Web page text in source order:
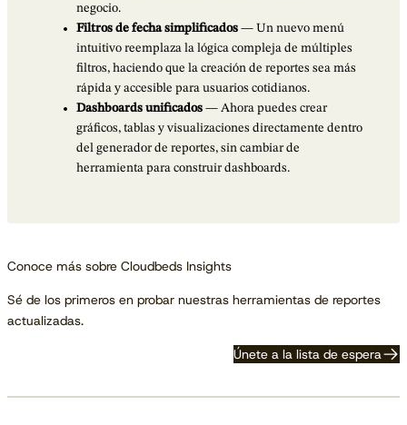
negocio.
Filtros de fecha simplificados — Un nuevo menú
intuitivo reemplaza la lógica compleja de múltiples
filtros, haciendo que la creación de reportes sea más
rápida y accesible para usuarios cotidianos.
Dashboards unificados — Ahora puedes crear
gráficos, tablas y visualizaciones directamente dentro
del generador de reportes, sin cambiar de
herramienta para construir dashboards.
Conoce más sobre Cloudbeds Insights
Sé de los primeros en probar nuestras herramientas de reportes
actualizadas.
Únete a la lista de espera